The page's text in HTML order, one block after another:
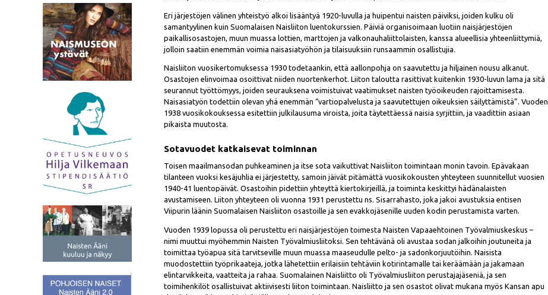
Eri järjestöjen välinen yhteistyö alkoi lisääntyä 1920-luvulla ja huipentui naisten päiviksi, joiden kulku oli
samantyylinen kuin Suomalaisen Naisliiton luentokurssien. Päiviä organisoimaan luotiin naisjärjestöjen
paikallisosastojen, muun muassa lottien, marttojen ja valkonauhaliittolaisten, kanssa alueellisia yhteenliittymiä,
jolloin saatiin enemmän voimia naisasiatyöhön ja tilaisuuksiin runsaammin osallistujia.
Naisliiton vuosikertomuksessa 1930 todetaankin, että aallonpohja on saavutettu ja hiljainen nousu alkanut.
Osastojen elinvoimaa osoittivat niiden nuortenkerhot. Liiton taloutta rasittivat kuitenkin 1930-luvun lama ja sitä
seurannut työttömyys, joiden seurauksena voimistuivat vaatimukset naisten työoikeuden rajoittamisesta.
Naisasiatyön todettiin olevan yhä enemmän “vartiopalvelusta ja saavutettujen oikeuksien säilyttämistä”. Vuoden
1938 vuosikokouksessa esitettiin julkilausuma viroista, joita täytettäessä naisia syrjittiin, ja vaadittiin asiaan
pikaista muutosta.
Sotavuodet katkaisevat toiminnan
Toisen maailmansodan puhkeaminen ja itse sota vaikuttivat Naisliiton toimintaan monin tavoin. Epävakaan
tilanteen vuoksi kesäjuhlia ei järjestetty, samoin jäivät pitämättä vuosikokousten yhteyteen suunnitellut vuosien
1940-41 luentopäivät. Osastoihin pidettiin yhteyttä kiertokirjeillä, ja toiminta keskittyi hädänalaisten
avustamiseen. Liiton yhteyteen oli vuonna 1931 perustettu ns. Sisarrahasto, joka jakoi avustuksia entisen
Viipurin läänin Suomalaisen Naisliiton osastoille ja sen evakkojäsenille uuden kodin perustamista varten.
Vuoden 1939 lopussa oli perustettu eri naisjärjestöjen toimesta Naisten Vapaaehtoinen Työvalmiuskeskus –
nimi muuttui myöhemmin Naisten Työvalmiusliitoksi. Sen tehtävänä oli avustaa sodan jalkoihin joutuneita ja
toimittaa työapua sitä tarvitseville muun muassa maaseudulle pelto- ja sadonkorjuutöihin. Naisista
muodostettiin työprikaateja, jotka lähetettiin erilaisiin tehtäviin kotirintamalle tai keräämään ja jakamaan
elintarvikkeita, vaatteita ja rahaa. Suomalainen Naisliitto oli Työvalmiusliiton perustajajäseniä, ja sen
toimihenkilöt osallistuivat aktiivisesti liiton toimintaan. Naisliitto ja sen osastot olivat mukana myös Kansan apu